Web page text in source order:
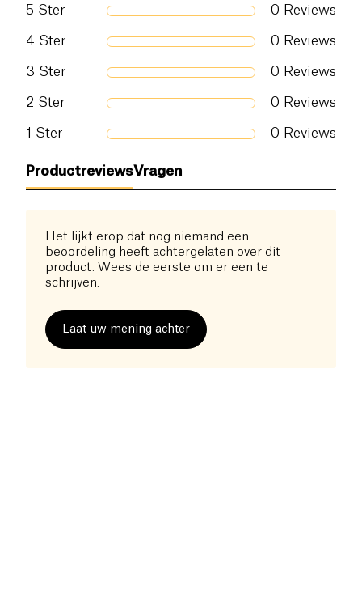
Zout (g) 0.01 g
5 Ster 0 Reviews
4 Ster 0 Reviews
3 Ster 0 Reviews
2 Ster 0 Reviews
1 Ster 0 Reviews
ProductreviewsVragen
Het lijkt erop dat nog niemand een
beoordeling heeft achtergelaten over dit
product. Wees de eerste om er een te
schrijven.
Laat uw mening achter